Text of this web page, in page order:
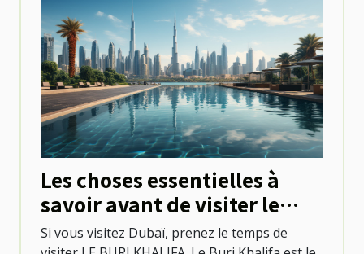
Les choses essentielles à
savoir avant de visiter le
Burj khalifa
Si vous visitez Dubaï, prenez le temps de